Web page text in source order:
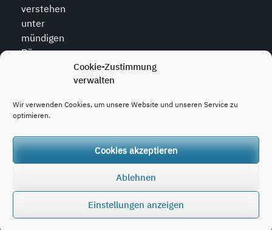
Cookie-Zustimmung
verwalten
Wir verwenden Cookies, um unsere Website und unseren Service zu
optimieren.
Cookies akzeptieren
Ablehnen
Einstellungen anzeigen
verstehen
unter
mündigen
Bürgern
halten.
dt. Journalist)